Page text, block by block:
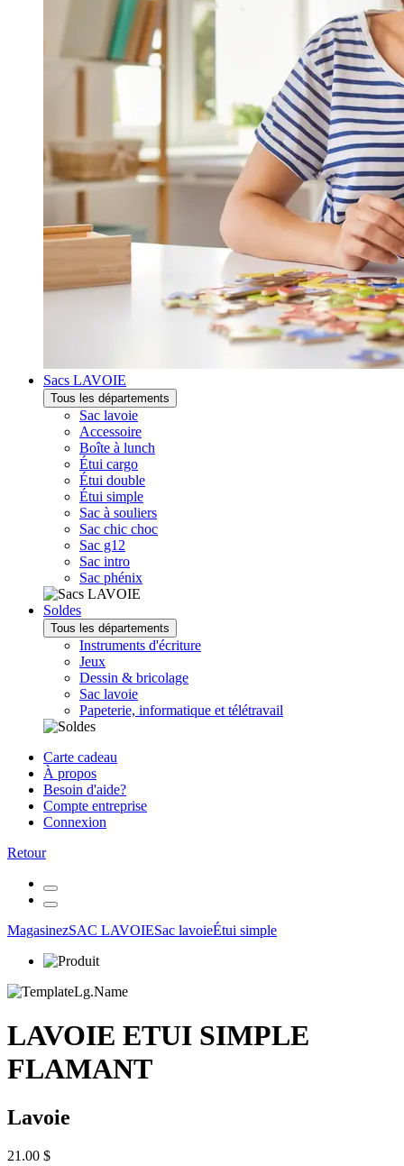
Sacs LAVOIE
Tous les départements
Sac lavoie
Accessoire
Boîte à lunch
Étui cargo
Étui double
Étui simple
Sac à souliers
Sac chic choc
Sac g12
Sac intro
Sac phénix
Soldes
Tous les départements
Instruments d'écriture
Jeux
Dessin & bricolage
Sac lavoie
Papeterie, informatique et télétravail
Carte cadeau
À propos
Besoin d'aide?
Compte entreprise
Connexion
Retour
MagasinezSAC LAVOIESac lavoieÉtui simple
LAVOIE ETUI SIMPLE
FLAMANT
Lavoie
21.00 $